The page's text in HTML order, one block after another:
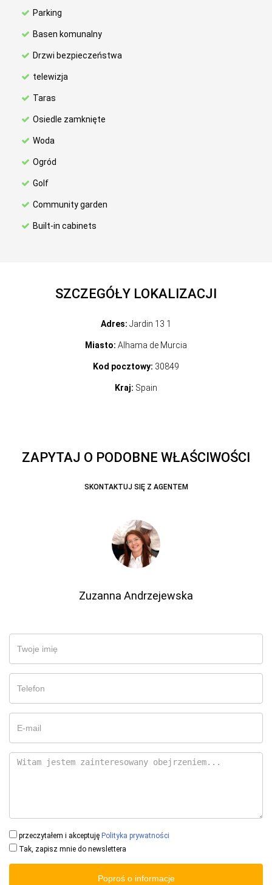
Parking
Basen komunalny
Drzwi bezpieczeństwa
telewizja
Taras
Osiedle zamknięte
Woda
Ogród
Golf
Community garden
Built-in cabinets
SZCZEGÓŁY LOKALIZACJI
Adres: Jardin 13 1
Miasto: Alhama de Murcia
Kod pocztowy: 30849
Kraj: Spain
ZAPYTAJ O PODOBNE WŁAŚCIWOŚCI
SKONTAKTUJ SIĘ Z AGENTEM
Zuzanna Andrzejewska
przeczytałem i akceptuję Polityka prywatności
Tak, zapisz mnie do newslettera
Poproś o informacje